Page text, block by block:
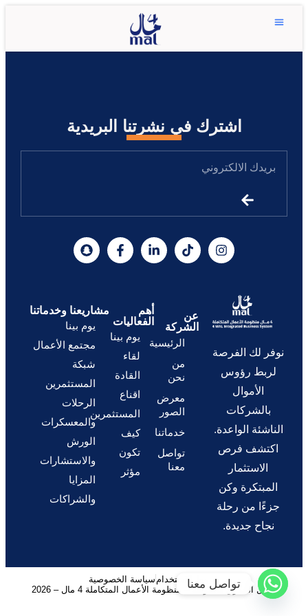
اشترك في نشرتنا البريدية
نوفر لك الفرصة
لربط رؤوس
الأموال
بالشركات
الناشئة الواعدة.
اكتشف فرص
الاستثمار
المبتكرة وكن
جزءًا من رحلة
نجاح جديدة.
عن
الشركة
الرئيسية
من
نحن
معرض
الصور
خدماتنا
تواصل
معنا
أهم
الفعاليات
يوم بينا
لقاء
القادة
اقناع
المستثمرين
كيف
تكون
مؤثر
مشاريعنا وخدماتنا
يوم بينا
مجتمع الأعمال
شبكة
المستثمرين
الرحلات
والمعسكرات
الورش
والاستشارات
المزايا
والشراكات
شروط الاستخدام سياسة الخصوصية
© كل الحقوق محفوظة – منظومة الأعمال المتكاملة 4 مال – 2026
تواصل معنا